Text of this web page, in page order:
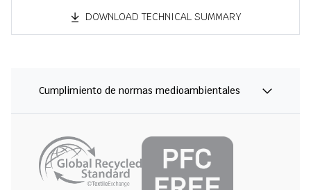
DOWNLOAD TECHNICAL SUMMARY
Cumplimiento de normas medioambientales